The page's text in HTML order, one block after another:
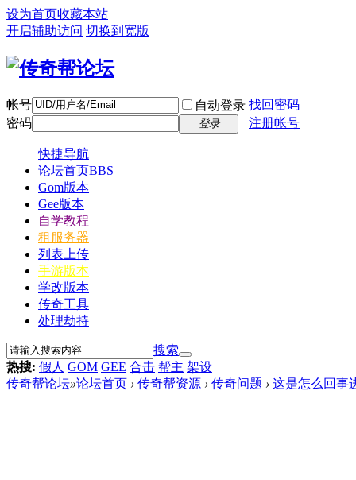
设为首页收藏本站
开启辅助访问 切换到宽版
帐号 自动登录 找回密码
密码
登录 注册帐号
快捷导航
论坛首页BBS
Gom版本
Gee版本
自学教程
租服务器
列表上传
手游版本
学改版本
传奇工具
处理劫持
搜索
热搜: 假人 GOM GEE 合击 帮主 架设
传奇帮论坛»论坛首页 › 传奇帮资源 › 传奇问题 › 这是怎么回事